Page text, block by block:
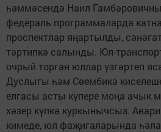
һәммәсендә Наил
федераль программаларда
проспектлар яңартылды,
тәртипкә салынды. Юл-
очрый торган юллар үзгәртеп
Дуслыгы һәм Сөембикә
елгасы асты күпере моңа ачык
хәзер күпкә куркынычсыз.
кимеде, юл фаҗигаларында